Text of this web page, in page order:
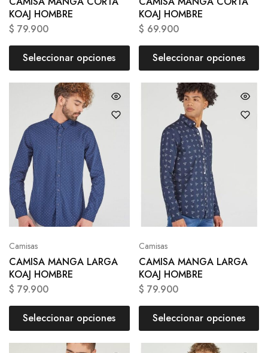
KOAJ HOMBRE
$ 79.900
Seleccionar opciones
KOAJ HOMBRE
$ 69.900
Seleccionar opciones
Camisas
CAMISA MANGA LARGA
KOAJ HOMBRE
$ 79.900
Seleccionar opciones
Camisas
CAMISA MANGA LARGA
KOAJ HOMBRE
$ 79.900
Seleccionar opciones